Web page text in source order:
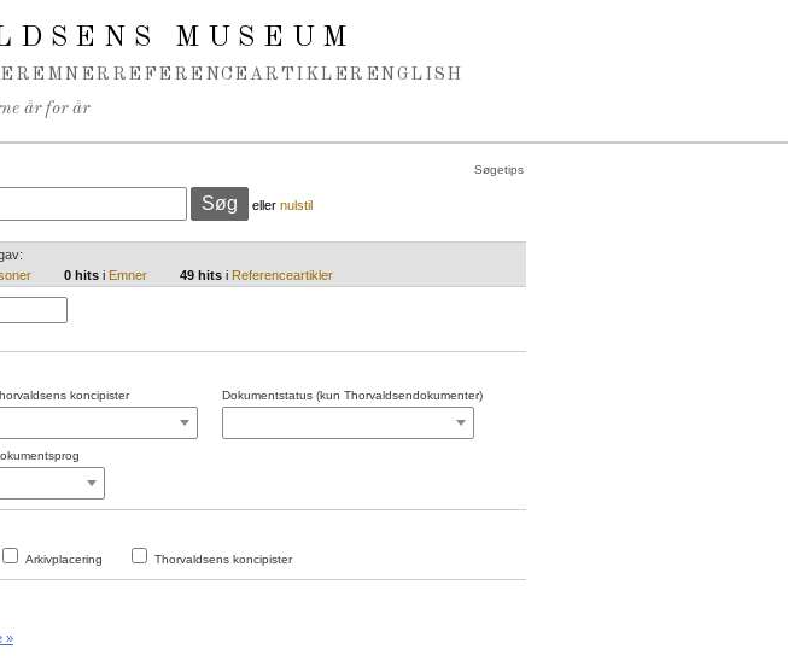
MUSEUM
EMNER REFERENCEARTIKLER ENGLISH
år for år
Søgetips
eller nulstil
0 hits i Emner 49 hits i Referenceartikler
koncipister Dokumentstatus (kun Thorvaldsendokumenter)
Arkivplacering Thorvaldsens koncipister
»